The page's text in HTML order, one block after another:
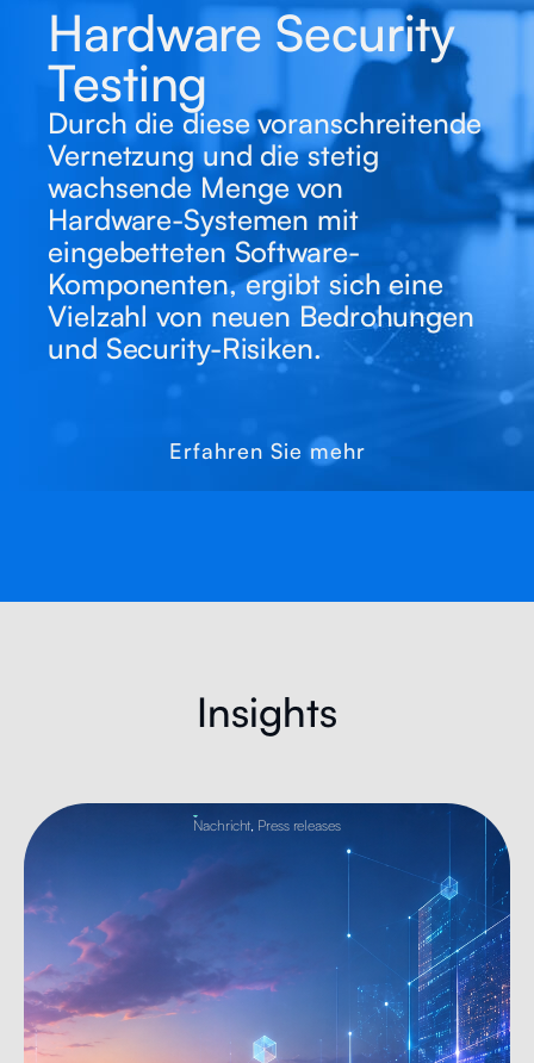
Hardware Security
Testing
Durch die diese voranschreitende
Vernetzung und die stetig
wachsende Menge von
Hardware-Systemen mit
eingebetteten Software-
Komponenten, ergibt sich eine
Vielzahl von neuen Bedrohungen
und Security-Risiken.
Erfahren Sie mehr
Insights
Nachricht, Press releases